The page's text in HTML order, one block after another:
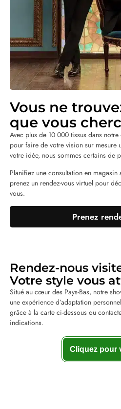
Vous ne
que vous
Avec plus de 10 000 tissus dans
pour faire de votre vision sur mesure
votre idée, nous sommes certains de
Planifiez une consultation en magasin
prenez un rendez-vous virtuel pour
vous.
Prenez
Rendez-nous
Votre style vous
Situé au cœur des Pays-Bas, notre
une expérience d’adaptation
grâce à la carte ci-dessous ou
indications.
Cliquez pour